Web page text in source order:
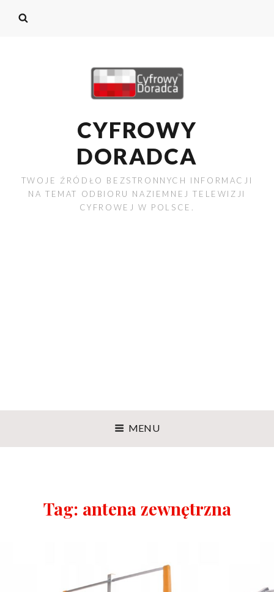
CYFROWY
DORADCA
TWOJE ŹRÓDŁO BEZSTRONNYCH INFORMACJI
NA TEMAT ODBIORU NAZIEMNEJ TELEWIZJI
CYFROWEJ W POLSCE.
MENU
Tag: antena zewnętrzna